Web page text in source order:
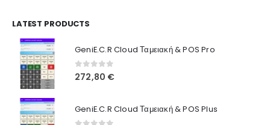
LATEST PRODUCTS
GeniE.C.R Cloud Ταμειακή & POS Pro
0out of 5
272,80 €
GeniE.C.R Cloud Ταμειακή & POS Plus
Όροι Χρήσης
Τρόποι Αγοράς
Τρόποι Πληρωμής
Τρόποι Αποστολής